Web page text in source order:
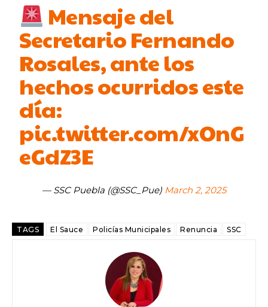
Mensaje del
Secretario Fernando
Rosales, ante los
hechos ocurridos este
día:
pic.twitter.com/xOnG
eGdZ3E
— SSC Puebla (@SSC_Pue) March 2, 2025
TAGS El Sauce Policías Municipales Renuncia SSC